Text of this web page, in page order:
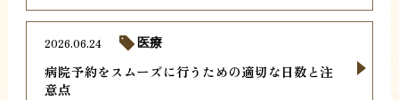
病院予約をスムーズに行うための適切な日数と注
意点
2026.06.24 医療